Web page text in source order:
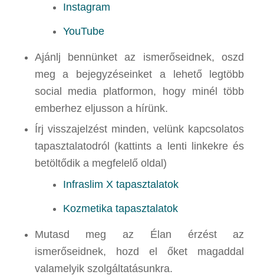
Instagram
YouTube
Ajánlj bennünket az ismerőseidnek, oszd
meg a bejegyzéseinket a lehető legtöbb
social media platformon, hogy minél több
emberhez eljusson a hírünk.
Írj visszajelzést minden, velünk kapcsolatos
tapasztalatodról (kattints a lenti linkekre és
betöltődik a megfelelő oldal)
Infraslim X tapasztalatok
Kozmetika tapasztalatok
Mutasd meg az Élan érzést az
ismerőseidnek, hozd el őket magaddal
valamelyik szolgáltatásunkra.